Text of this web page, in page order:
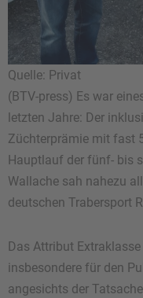
Quelle: Privat
(BTV-press) Es war
letzten Jahre: Der
Züchterprämie mit fast
Hauptlauf der fünf- bis
Wallache sah nahezu
deutschen Trabersport
Das Attribut
insbesondere für den
angesichts der